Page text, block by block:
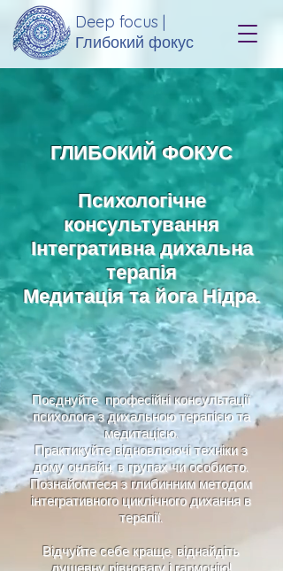
Deep focus |
Глибокий фокус
ГЛИБОКИЙ ФОКУС
Психологічне
консультування
Інтегративна дихальна
терапія
Медитація та йога Нідра.
Поєднуйте професійні консультації
психолога з дихальною терапією та
медитацією.
Практикуйте відновлюючі техніки з
дому онлайн, в групах чи особисто.
Познайомтеся з глибинним методом
інтегративного циклічного дихання в
терапії.
Відчуйте себе краще, віднайдіть